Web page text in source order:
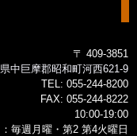
〒 409-3851
中巨摩郡昭和町河西621-9
TEL: 055-244-8200
FAX: 055-244-8222
10:00-19:00
毎週月曜・第2 第4火曜日